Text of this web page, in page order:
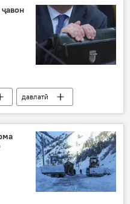
давлатӣ